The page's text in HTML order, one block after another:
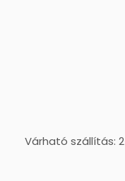
Várható szállítás: